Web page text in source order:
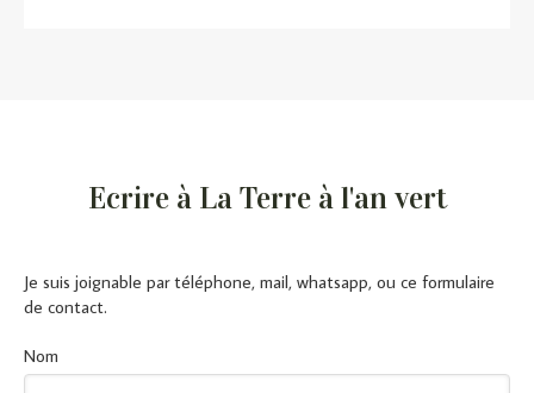
Ecrire à La Terre à l'an vert
Je suis joignable par téléphone, mail, whatsapp, ou ce formulaire
de contact.
Nom